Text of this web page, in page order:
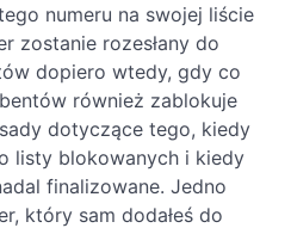
numeru na swojej liście
zostanie rozesłany do
dopiero wtedy, gdy co
również zablokuje
dotyczące tego, kiedy
listy blokowanych i kiedy
finalizowane. Jedno
który sam dodałeś do